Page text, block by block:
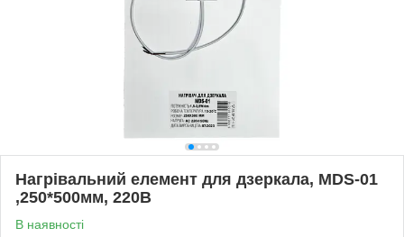
Нагрівальний елемент для дзеркала, MDS-01
,250*500мм, 220В
В наявності